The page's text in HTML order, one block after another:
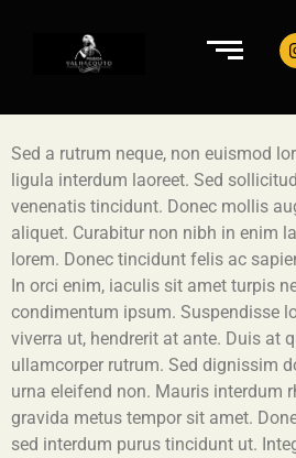
Sed a rutrum neque, non euismod
ligula interdum laoreet. Sed
venenatis tincidunt. Donec mollis
aliquet. Curabitur non nibh in enim
lorem. Donec tincidunt felis ac
In orci enim, iaculis sit amet turpis
condimentum ipsum. Suspendisse
viverra ut, hendrerit at ante. Duis at
ullamcorper rutrum. Sed dignissim
urna eleifend non. Mauris interdum
gravida metus tempor sit amet.
sed interdum purus tincidunt ut.